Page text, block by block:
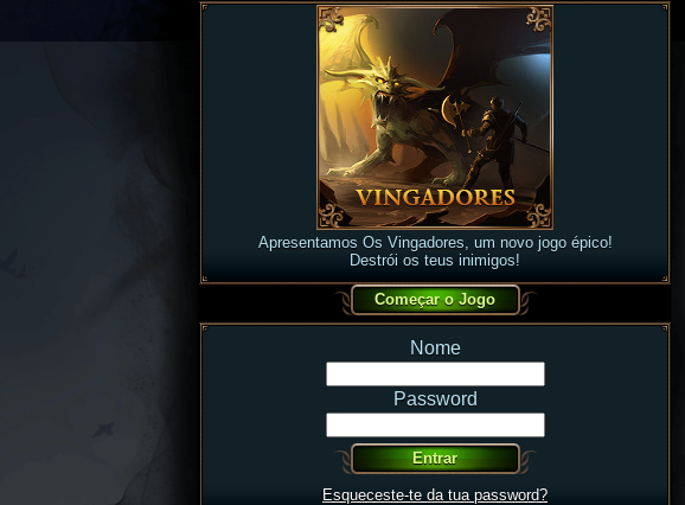
Apresentamos Os Vingadores, um novo jogo épico!
Destrói os teus inimigos!
Nome
Password
Esqueceste-te da tua password?